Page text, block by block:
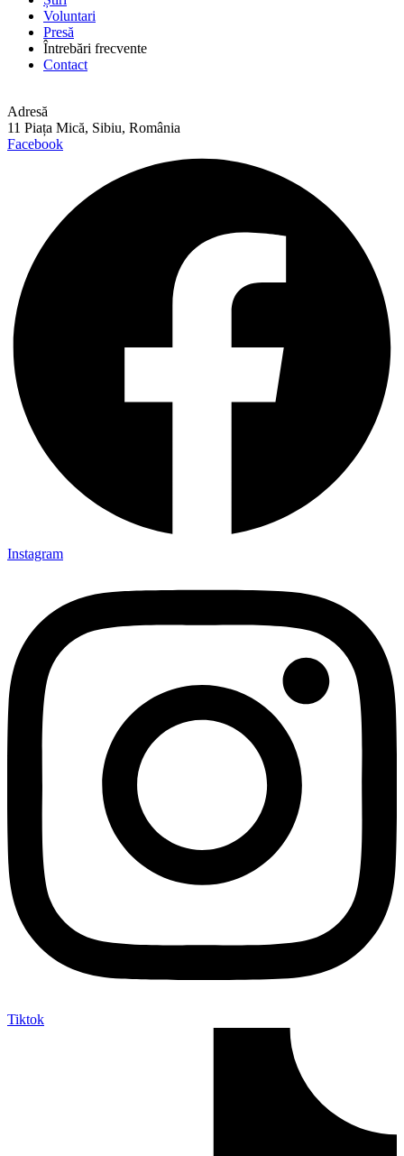
Voluntari
Presă
Întrebări frecvente
Contact
Adresă
11 Piața Mică, Sibiu, România
Facebook
Instagram
Tiktok